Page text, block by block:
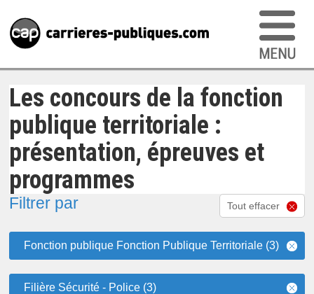
Les concours de la fonction
publique territoriale :
présentation, épreuves et
programmes
Filtrer par Tout effacer
Fonction publique Fonction Publique Territoriale (3)
Filière Sécurité - Police (3)